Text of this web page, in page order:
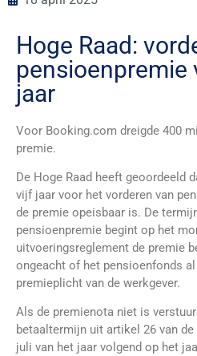
Hoge Raad:
pensioenpremie
jaar
Voor Booking.com dreigde 400
premie.
De Hoge Raad heeft geoordeeld
vijf jaar voor het vorderen van
de premie opeisbaar is. De
pensioenpremie begint op het
uitvoeringsreglement de premie
ongeacht of het pensioenfonds
premieplicht van de werkgever.
Als de premienota niet is
betaaltermijn uit artikel 26 van
juli van het jaar volgend op het